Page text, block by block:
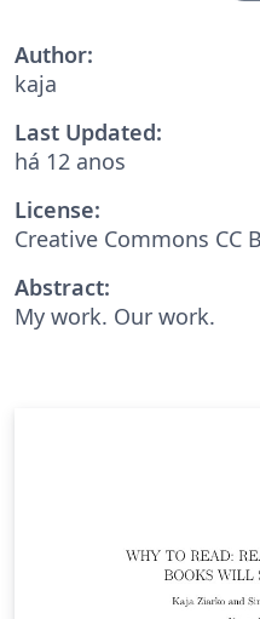
Author:
kaja
Last Updated:
há 12 anos
License:
Creative Commons CC
Abstract:
My work. Our work.